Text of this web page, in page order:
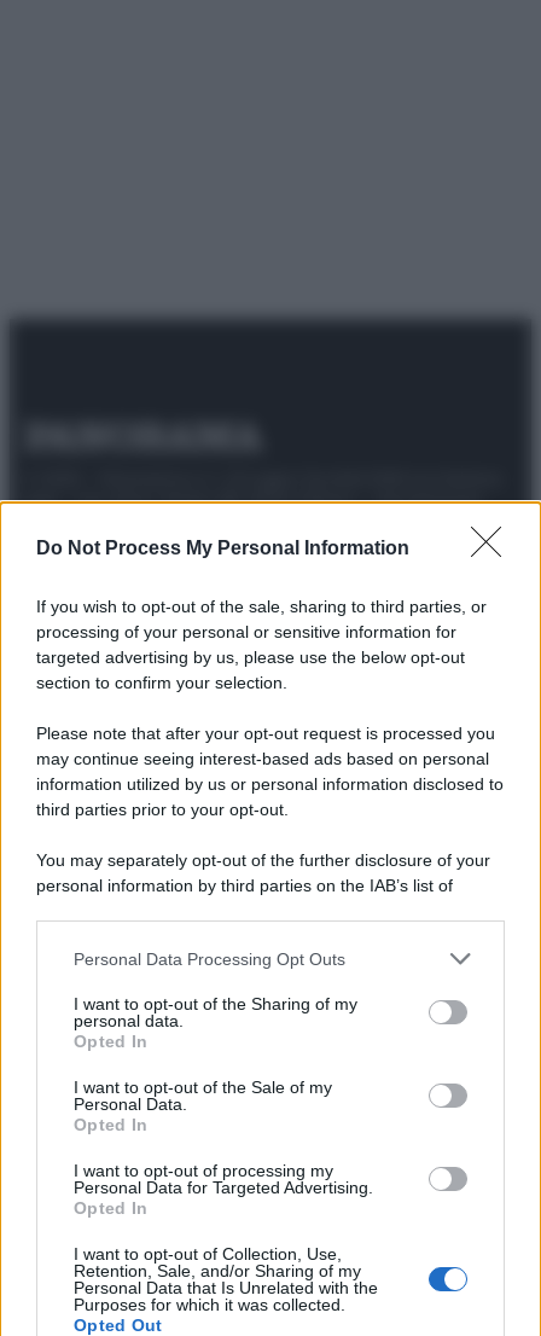
Do Not Process My Personal Information
If you wish to opt-out of the sale, sharing to third parties, or
processing of your personal or sensitive information for
targeted advertising by us, please use the below opt-out
section to confirm your selection.
Please note that after your opt-out request is processed you
may continue seeing interest-based ads based on personal
information utilized by us or personal information disclosed to
third parties prior to your opt-out.
You may separately opt-out of the further disclosure of your
personal information by third parties on the IAB’s list of
This information may also be disclosed by us to third parties
disclose it to other third parties.
Please note that this website/app uses one or more Google
services and may gather and store information including but
not limited to your visit or usage behaviour. You may click to
grant or deny consent to Google and its third-party tags to
consent section.
Personal Data Processing Opt Outs
I want to opt-out of the Sharing of my
personal data.
Opted In
I want to opt-out of the Sale of my
Personal Data.
Opted In
I want to opt-out of processing my
Personal Data for Targeted Advertising.
Opted In
I want to opt-out of Collection, Use,
Retention, Sale, and/or Sharing of my
Personal Data that Is Unrelated with the
Purposes for which it was collected.
Opted Out
spa) – Via Vittor Pisani 28, 20124 Milano – riproduzione
Attualità Lifestyle ModaVideoPodcastAbbonati
Preferenze PrivacyPrivacy Policy